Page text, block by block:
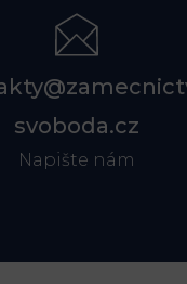
svoboda.cz
Napište nám